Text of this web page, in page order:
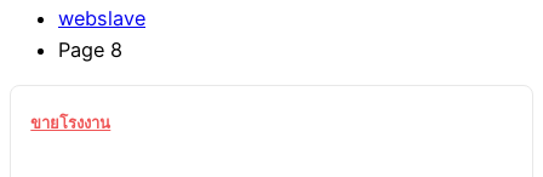
webslave
Page 8
ขายโรงงาน